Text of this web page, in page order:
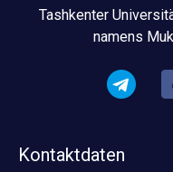
Tashkenter
namens
Kontaktdaten